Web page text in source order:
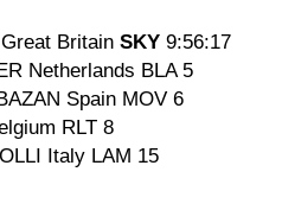
Britain SKY 9:56:17
Netherlands BLA 5
Spain MOV 6
RLT 8
Italy LAM 15